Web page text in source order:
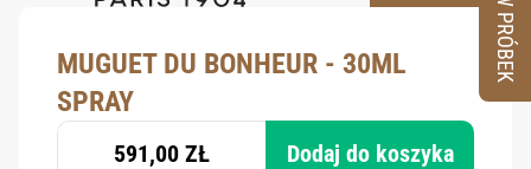
MUGUET DU BONHEUR - 30ML
SPRAY
591,00 ZŁ Dodaj do koszyka